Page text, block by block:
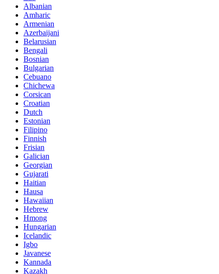
Albanian
Amharic
Armenian
Azerbaijani
Belarusian
Bengali
Bosnian
Bulgarian
Cebuano
Chichewa
Corsican
Croatian
Dutch
Estonian
Filipino
Finnish
Frisian
Galician
Georgian
Gujarati
Haitian
Hausa
Hawaiian
Hebrew
Hmong
Hungarian
Icelandic
Igbo
Javanese
Kannada
Kazakh